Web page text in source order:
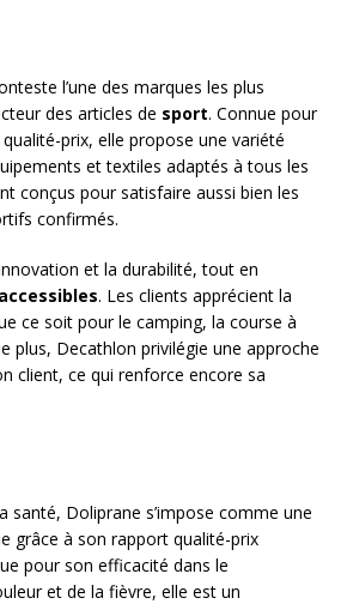
l’une des marques les plus
des articles de sport. Connue pour
prix, elle propose une variété
et textiles adaptés à tous les
conçus pour satisfaire aussi bien les
confirmés.
et la durabilité, tout en
. Les clients apprécient la
ce soit pour le camping, la course à
plus, Decathlon privilégie une approche
client, ce qui renforce encore sa
santé, Doliprane s’impose comme une
grâce à son rapport qualité-prix
pour son efficacité dans le
et de la fièvre, elle est un